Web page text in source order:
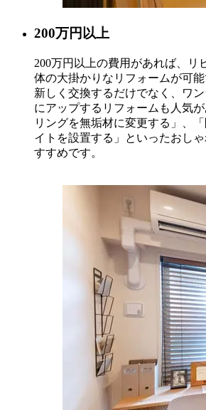
200万円以上
200万円以上の費用があれば、リ
体の大掛かりなリフォームが可
新しく交換するだけでなく、ワ
にアップするリフォームも人気
リングを無垢材に変更する」、
イトを設置する」といったおし
すすめです。